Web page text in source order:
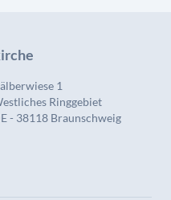
1
Ringgebiet
- 38118 Braunschweig